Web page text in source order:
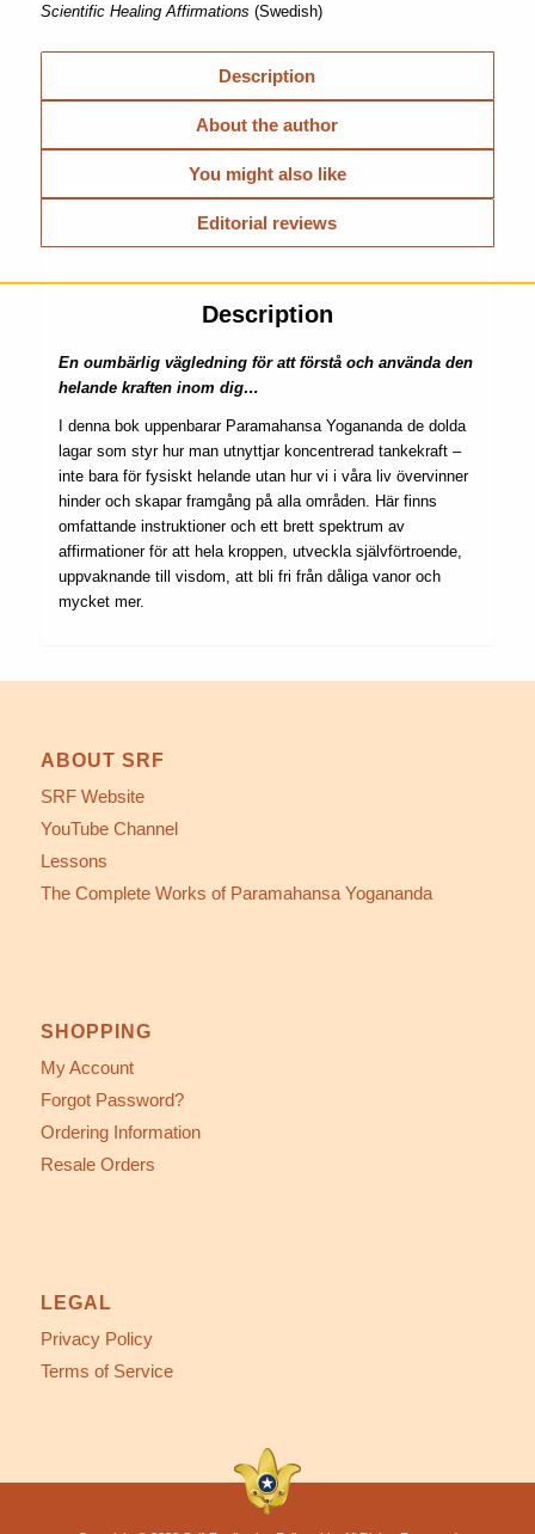
Scientific Healing Affirmations (Swedish)
Description
About the author
You might also like
Editorial reviews
Description
En oumbärlig vägledning för att förstå och använda den
helande kraften inom dig…
I denna bok uppenbarar Paramahansa Yogananda de dolda
lagar som styr hur man utnyttjar koncentrerad tankekraft –
inte bara för fysiskt helande utan hur vi i våra liv övervinner
hinder och skapar framgång på alla områden. Här finns
omfattande instruktioner och ett brett spektrum av
affirmationer för att hela kroppen, utveckla självförtroende,
uppvaknande till visdom, att bli fri från dåliga vanor och
mycket mer.
ABOUT SRF
SRF Website
YouTube Channel
Lessons
The Complete Works of Paramahansa Yogananda
SHOPPING
My Account
Forgot Password?
Ordering Information
Resale Orders
LEGAL
Privacy Policy
Terms of Service